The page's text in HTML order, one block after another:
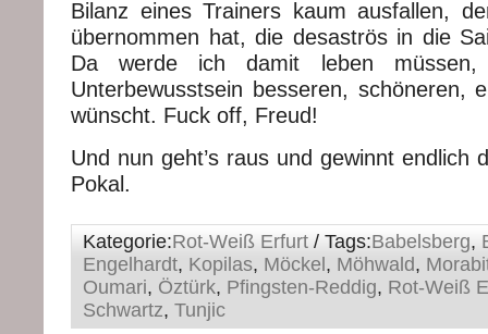
Bilanz eines Trainers kaum ausfallen,
übernommen hat, die desaströs in die
Da werde ich damit leben
Unterbewusstsein besseren, schöneren,
wünscht. Fuck off, Freud!
Und nun geht’s raus und gewinnt endlich
Pokal.
Kategorie:Rot-Weiß Erfurt / Tags:Babelsberg,
Engelhardt, Kopilas, Möckel , Möhwald,
Oumari, Öztürk, Pfingsten-Reddig, Rot-Weiß
Schwartz, Tunjic